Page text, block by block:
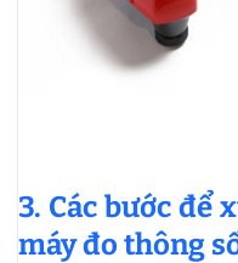
3. Các bước để
máy đo thông